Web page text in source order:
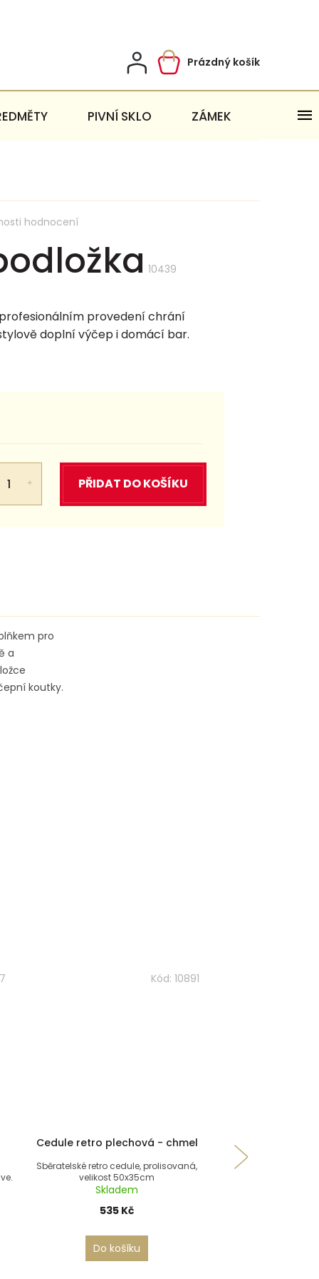
Nákupní
košík
Prázdný košík
PIVNÍ SKLO ZÁMEK
10439
hodnocení
provedení chrání
doplní výčep i domácí bar.
PŘIDAT DO KOŠÍKU
pro
a
koutky.
Kód: 10891
Cedule retro plechová - chmel
Sběratelské retro cedule, prolisovaná,
velikost 50x35cm
Skladem
535 Kč
Do košíku